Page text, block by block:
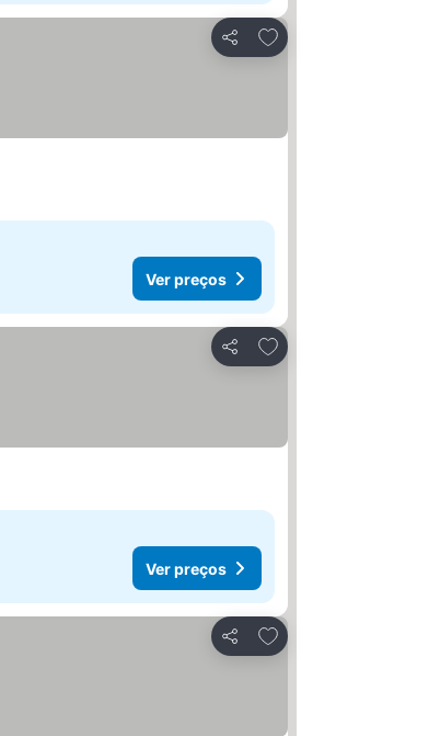
Partilhar
Adicionar aos favoritos
Ver preços
Partilhar
Adicionar aos favoritos
Ver preços
Partilhar
Adicionar aos favoritos